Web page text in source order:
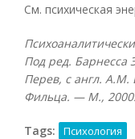
См. психическая
Под ред.
Перев, с англ. А.М.
Фильца. — М., 2000.
Tags: Психология